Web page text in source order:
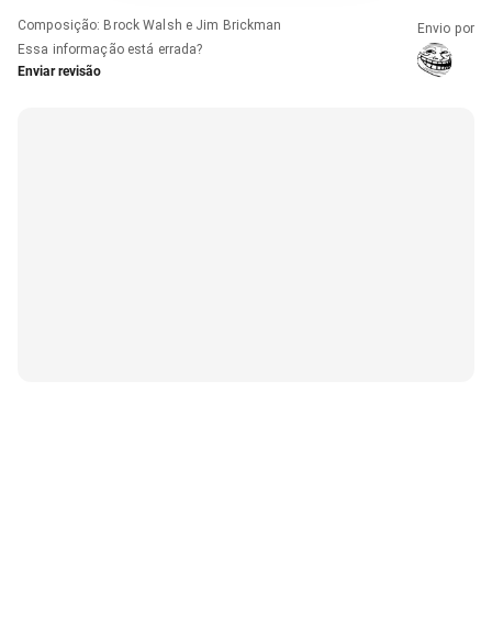
Composição: Brock Walsh e Jim Brickman
Essa informação está errada?
Enviar revisão
Envio por